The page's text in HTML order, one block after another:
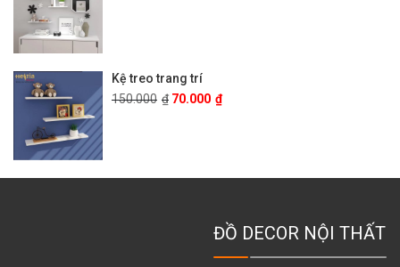
Kệ treo trang trí
150.000 ₫ 70.000 ₫
ĐỒ DECOR NỘI THẤT